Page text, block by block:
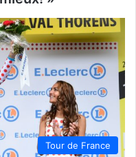
Tour de France